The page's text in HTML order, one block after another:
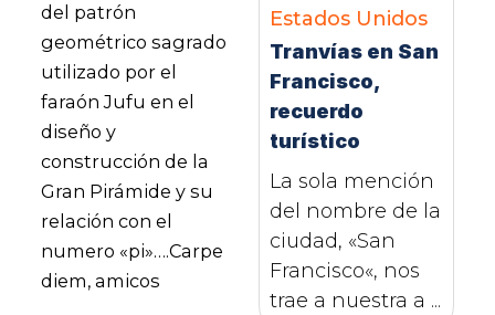
del patrón
geométrico sagrado
utilizado por el
faraón Jufu en el
diseño y
construcción de la
Gran Pirámide y su
relación con el
numero «pi»….Carpe
diem, amicos
Estados Unidos
Tranvías en San
Francisco,
recuerdo
turístico
La sola mención
del nombre de la
ciudad, «San
Francisco«, nos
trae a nuestra a ...